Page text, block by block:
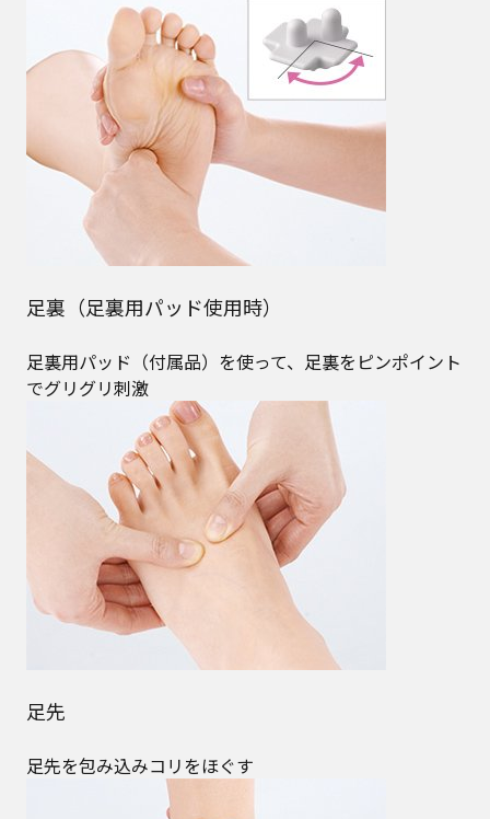
足裏（足裏用パッド使用時）
足裏用パッド（付属品）を使って、足裏をピンポイント
でグリグリ刺激
足先
足先を包み込みコリをほぐす